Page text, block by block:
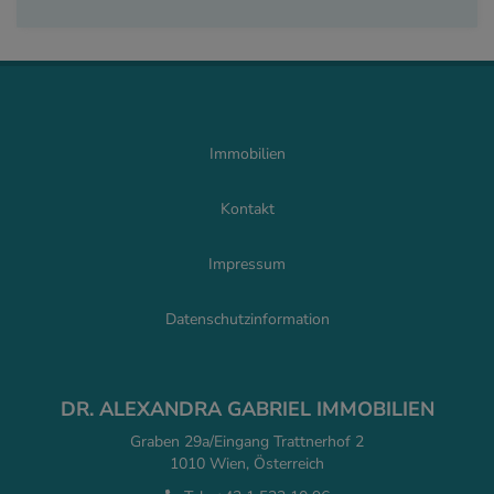
Immobilien
Kontakt
Impressum
Datenschutzinformation
DR. ALEXANDRA GABRIEL IMMOBILIEN
Graben 29a/Eingang Trattnerhof 2
1010 Wien, Österreich